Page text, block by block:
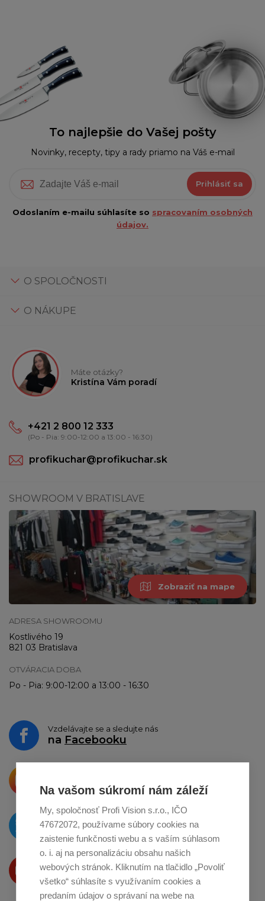
Na vašom súkromí nám záleží
My, spoločnosť Profi Vision s.r.o., IČO
47672072, používame súbory cookies na
zaistenie funkčnosti webu a s vaším súhlasom
o. i. aj na personalizáciu obsahu našich
webových stránok. Kliknutím na tlačidlo „Povoliť
všetko“ súhlasíte s využívaním cookies a
predaním údajov o správaní na webe na
To najlepšie do Vašej pošty
Novinky, recepty, tipy a rady priamo na Váš e-mail
Prihlásiť sa
Odoslaním e-mailu súhlasíte so spracovaním osobných
údajov.
O SPOLOČNOSTI
O NÁKUPE
Máte otázky?
Kristína Vám poradí
+421 2 800 12 333
(Po - Pia: 9:00-12:00 a 13:00 - 16:30)
profikuchar@profikuchar.sk
SHOWROOM V BRATISLAVE
Zobraziť na mape
ADRESA SHOWROOMU
Kostlivého 19
821 03 Bratislava
OTVÁRACIA DOBA
Po - Pia: 9:00-12:00 a 13:00 - 16:30
Vzdelávajte se a sledujte nás
na Facebooku
o zdieľanie naInstagrame
O novinkách píšeme
naTwitteri
Produkty Vám predstavujeme
na Youtube